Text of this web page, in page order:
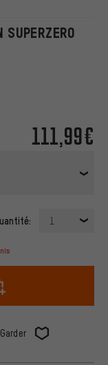
SUPERZERO
111,99€
1
Garder